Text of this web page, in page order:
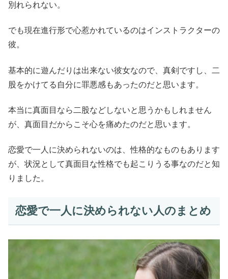
別れられない。
でも現在進行形で心惹かれているのはインストラクターの
彼。
基本的に遊んだりは出来ない彼女なので、真剣ですし、二
股をかけてる自分に罪悪感もあったのだと思います。
本当に真面目なら二股などしないと思うかもしれません
が、真面目だからこそ心を痛めたのだと思います。
恋愛で一人に決められないのは、性格的なものもあります
が、状況として真面目な性格でも起こりうる事なのだと知
りました。
恋愛で一人に決められない人のまとめ